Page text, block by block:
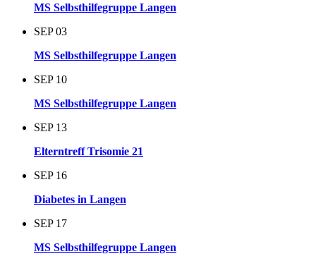
MS Selbsthilfegruppe Langen
SEP 03
MS Selbsthilfegruppe Langen
SEP 10
MS Selbsthilfegruppe Langen
SEP 13
Elterntreff Trisomie 21
SEP 16
Diabetes in Langen
SEP 17
MS Selbsthilfegruppe Langen